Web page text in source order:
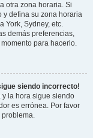
otra zona horaria. Si
y defina su zona horaria
York, Sydney, etc.
demás preferencias,
para hacerlo.
siendo incorrecto!
y la hora sigue siendo
es errónea. Por favor
problema.